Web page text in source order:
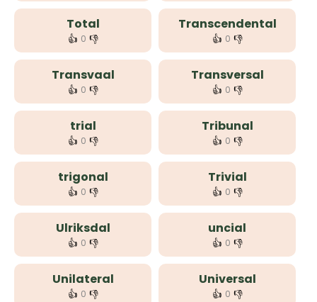
Total
👍 0 👎
Transcendental
👍 0 👎
Transvaal
👍 0 👎
Transversal
👍 0 👎
trial
👍 0 👎
Tribunal
👍 0 👎
trigonal
👍 0 👎
Trivial
👍 0 👎
Ulriksdal
👍 0 👎
uncial
👍 0 👎
Unilateral
👍 0 👎
Universal
👍 0 👎